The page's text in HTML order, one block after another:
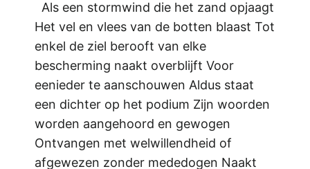
Als een stormwind die het zand opjaagt
Het vel en vlees van de botten blaast Tot
enkel de ziel berooft van elke
bescherming naakt overblijft Voor
eenieder te aanschouwen Aldus staat
een dichter op het podium Zijn woorden
worden aangehoord en gewogen
Ontvangen met welwillendheid of
afgewezen zonder mededogen Naakt